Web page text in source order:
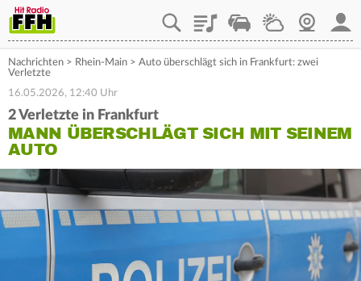
PlaylistStaupilotWetterWebcam
Nachrichten > Rhein-Main > Auto überschlägt sich in Frankfurt: zwei
Verletzte
16.05.2026, 12:40 Uhr
2 Verletzte in Frankfurt
MANN ÜBERSCHLÄGT SICH MIT SEINEM
AUTO